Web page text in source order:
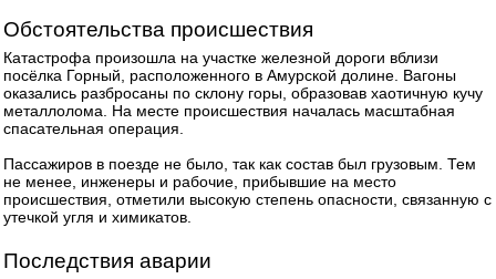
Обстоятельства происшествия
Катастрофа произошла на участке железной дороги вблизи
посёлка Горный, расположенного в Амурской долине. Вагоны
оказались разбросаны по склону горы, образовав хаотичную кучу
металлолома. На месте происшествия началась масштабная
спасательная операция.
Пассажиров в поезде не было, так как состав был грузовым. Тем
не менее, инженеры и рабочие, прибывшие на место
происшествия, отметили высокую степень опасности, связанную с
утечкой угля и химикатов.
Последствия аварии